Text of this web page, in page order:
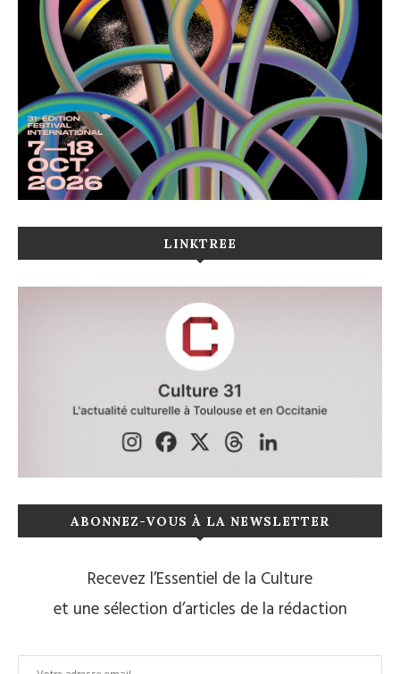
LINKTREE
ABONNEZ-VOUS À LA NEWSLETTER
Recevez l’Essentiel de la Culture
et une sélection d’articles de la rédaction